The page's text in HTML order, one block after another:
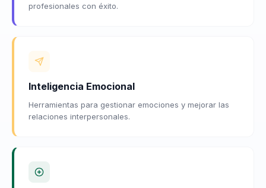
profesionales con éxito.
Inteligencia Emocional
Herramientas para gestionar emociones y mejorar las
relaciones interpersonales.